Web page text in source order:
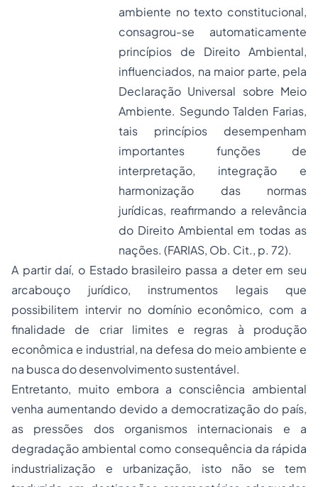
ambiente no texto constitucional,
consagrou-se automaticamente
princípios de Direito Ambiental,
influenciados, na maior parte, pela
Declaração Universal sobre Meio
Ambiente. Segundo Talden Farias,
tais princípios desempenham
importantes funções de
interpretação, integração e
harmonização das normas
jurídicas, reafirmando a relevância
do Direito Ambiental em todas as
nações. (FARIAS, Ob. Cit., p. 72).
A partir daí, o Estado brasileiro passa a deter em seu
arcabouço jurídico, instrumentos legais que
possibilitem intervir no domínio econômico, com a
finalidade de criar limites e regras à produção
econômica e industrial, na defesa do meio ambiente e
na busca do desenvolvimento sustentável.
Entretanto, muito embora a consciência ambiental
venha aumentando devido a democratização do país,
as pressões dos organismos internacionais e a
degradação ambiental como consequência da rápida
industrialização e urbanização, isto não se tem